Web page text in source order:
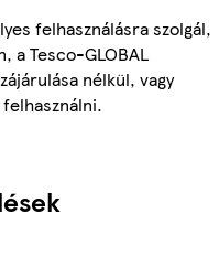
felhasználásra szolgál,
a Tesco-GLOBAL
nélkül, vagy